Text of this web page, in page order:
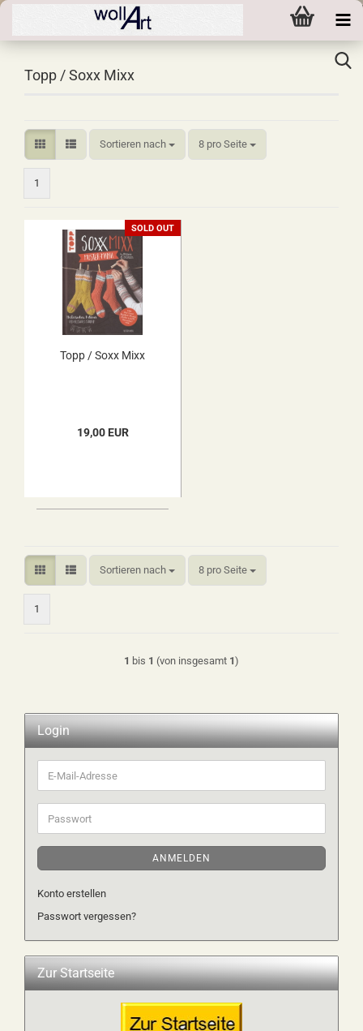
Topp / Soxx Mixx
Sortieren nach
Sortieren nach 8 pro Seite
pro Seite
1
SOLD OUT
Topp / Soxx Mixx
19,00 EUR
Sortieren nach
Sortieren nach 8 pro Seite
pro Seite
1
1 bis 1 (von insgesamt 1)
Login
E-
Mail-
Adresse
Passwort
ANMELDEN
Konto erstellen
Passwort vergessen?
Zur Startseite